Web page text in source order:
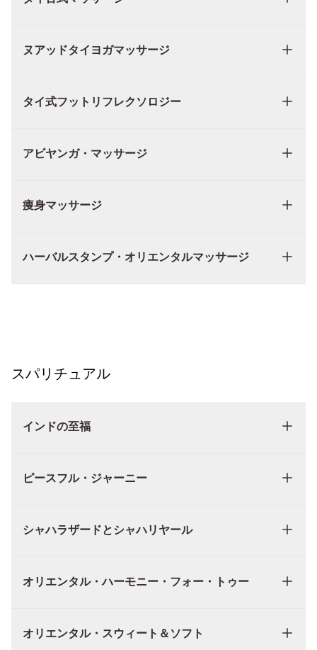
ヌアッドタイヨガマッサージ
タイ式フットリフレクソロジー
アビヤンガ・マッサージ
痩身マッサージ
ハーバルスタンプ・オリエンタルマッサージ
スパリチュアル
インドの至福
ピースフル・ジャーニー
シャハラザードとシャハリヤール
オリエンタル・ハーモニー・フォー・トゥー
オリエンタル・スウィート＆ソフト